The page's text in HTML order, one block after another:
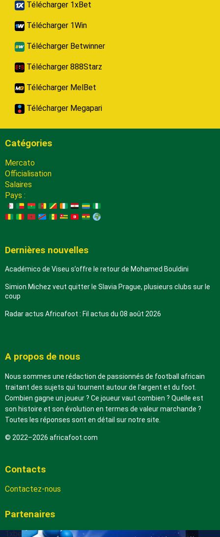
Télécharger 1xBet
Télécharger 1Win
Télécharger Betwinner
Télécharger 888Starz
Télécharger MelBet
Télécharger Megapari
Catégories
Mercato
Officialisation
Salaires
Pays :
Dernières nouvelles
Académico de Viseu s’offre le retour de Mohamed Bouldini
Simion Michez veut quitter le Slavia Prague, plusieurs clubs sur le
coup
Radar actus Africafoot : Fil actus du 08 août 2026
A propos de nous
Nous sommes une rédaction de passionnés de football africain
traitant des sujets qui tournent autour de l’argent et du foot.
Combien gagne un joueur ? Ce joueur vaut combien ? Quelle est
son histoire et son évolution en termes de valeur marchande ?
Toutes les réponses sont en détail sur notre site.
© 2022–2026 africafoot.com
Contacts
Contactez-nous
Partenaires
1xbetapk.africafoot.com